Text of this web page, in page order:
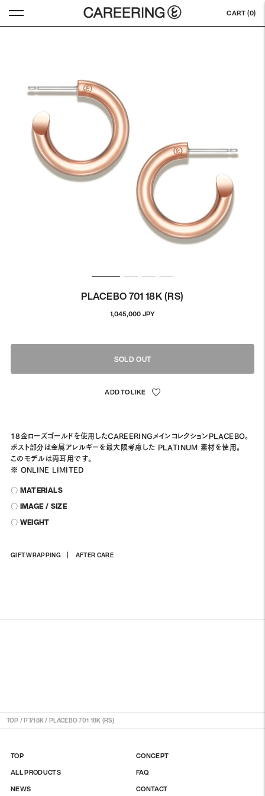
CART (0)
PLACEBO 701 18K (RS)
1,045,000 JPY通
格
SOLD OUT
18金ローズゴールドを使用したCAREERINGメインコレクションPLACEBO。
ポスト部分は金属アレルギーを最大限考慮した PLATINUM 素材を使用。
このモデルは両耳用です。
※ ONLINE LIMITED
〇 MATERIALS
〇 IMAGE / SIZE
〇 WEIGHT
GIFT WRAPPING AFTER CARE
商
TOP /PT/18K/PLACEBO 701 18K (RS)
TOP
ALL PRODUCTS
NEWS
CONCEPT
FAQ
CONTACT